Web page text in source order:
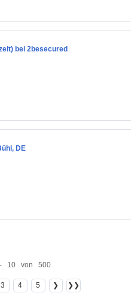
bei 2besecured
DE
10 von 500
3 4 5 ❯ ❯❯